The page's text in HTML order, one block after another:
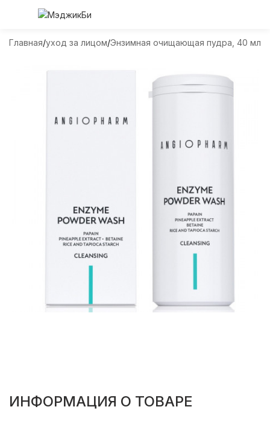
Главная уход за лицом Энзимная очищающая пудра, 40 мл
ИНФОРМАЦИЯ О ТОВАРЕ